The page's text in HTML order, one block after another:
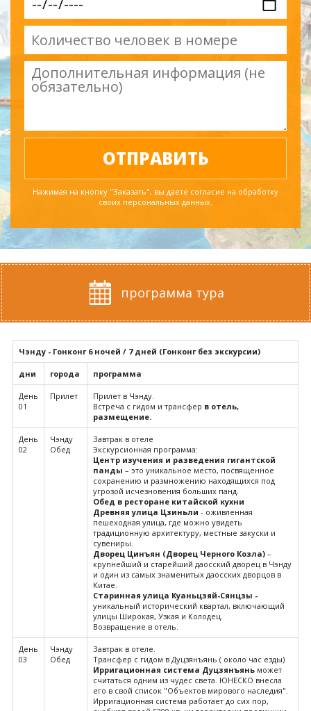
Нажимая на кнопку "Заказать", вы даете согласие на обработку
своих персональных данных.
программа тура
Чэнду - Гонконг6 ночей / 7 дней (Гонконг без экскурсии)
дни города программа
День
01
Прилет
Прилет в Чэнду.
Встреча с гидом и трансфер в отель,
размещение.
День
02
Чэнду
Обед
Завтрак в отеле
Экскурсионная программа:
Центр изучения и разведения гигантской
панды – это уникальное место, посвященное
сохранению и размножению находящихся под
угрозой исчезновения больших панд.
Обед в ресторане китайской кухни
Древняя улица Цзиньли - оживленная
пешеходная улица, где можно увидеть
традиционную архитектуру, местные закуски и
сувениры.
Дворец Цинъян (Дворец Черного Козла) –
крупнейший и старейший даосский дворец в Чэнду
и один из самых знаменитых даосских дворцов в
Китае.
Старинная улица Куаньцзяй-Сянцзы -
уникальный исторический квартал, включающий
улицы Широкая, Узкая и Колодец.
Возвращение в отель.
День
03
Чэнду
Обед
Завтрак в отеле.
Трансфер с гидом в Дуцзянъянь ( около час езды)
Ирригационная система Дуцзянъянь может
считаться одним из чудес света. ЮНЕСКО внесла
его в свой список "Объектов мирового наследия".
Ирригационная система работает до сих пор,